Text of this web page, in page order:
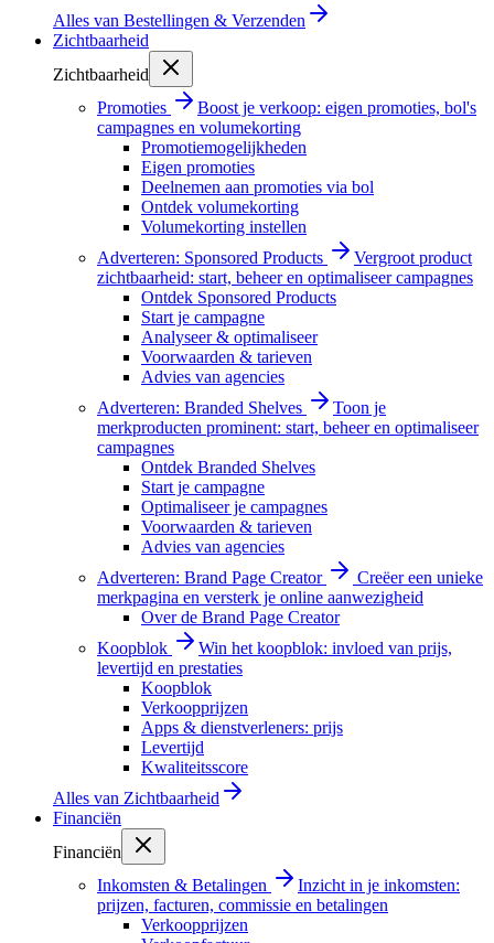
Alles van Bestellingen & Verzenden
Zichtbaarheid
Zichtbaarheid
Promoties
Boost je verkoop: eigen promoties, bol's
campagnes en volumekorting
Promotiemogelijkheden
Eigen promoties
Deelnemen aan promoties via bol
Ontdek volumekorting
Volumekorting instellen
Adverteren: Sponsored Products
Vergroot product
zichtbaarheid: start, beheer en optimaliseer campagnes
Ontdek Sponsored Products
Start je campagne
Analyseer & optimaliseer
Voorwaarden & tarieven
Advies van agencies
Adverteren: Branded Shelves
Toon je
merkproducten prominent: start, beheer en optimaliseer
campagnes
Ontdek Branded Shelves
Start je campagne
Optimaliseer je campagnes
Voorwaarden & tarieven
Advies van agencies
Adverteren: Brand Page Creator
Creëer een unieke
merkpagina en versterk je online aanwezigheid
Over de Brand Page Creator
Koopblok
Win het koopblok: invloed van prijs,
levertijd en prestaties
Koopblok
Verkoopprijzen
Apps & dienstverleners: prijs
Levertijd
Kwaliteitsscore
Alles van Zichtbaarheid
Financiën
Financiën
Inkomsten & Betalingen
Inzicht in je inkomsten:
prijzen, facturen, commissie en betalingen
Verkoopprijzen